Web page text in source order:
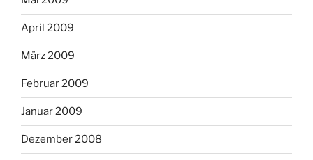
April 2009
März 2009
Februar 2009
Januar 2009
Dezember 2008